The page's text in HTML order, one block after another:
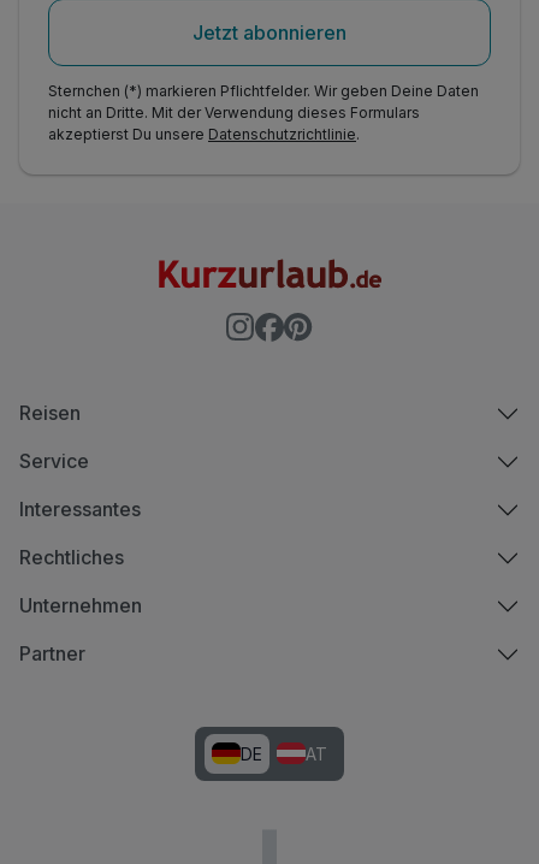
Jetzt abonnieren
Sternchen (*) markieren Pflichtfelder. Wir geben Deine Daten
nicht an Dritte. Mit der Verwendung dieses Formulars
akzeptierst Du unsere Datenschutzrichtlinie.
Reisen
Service
Interessantes
Rechtliches
Unternehmen
Partner
DE AT